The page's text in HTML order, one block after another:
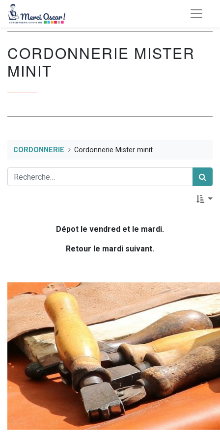
CORDONNERIE MISTER
MINIT
CORDONNERIE Cordonnerie Mister minit
Dépot le vendred et le mardi.
Retour le mardi suivant.